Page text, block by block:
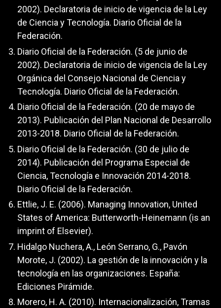
2002). Declaratoria de inicio de vigencia de la Ley
de Ciencia y Tecnología. Diario Oficial de la
Federación.
Diario Oficial de la Federación. (5 de junio de
2002). Declaratoria de inicio de vigencia de la Ley
Orgánica del Consejo Nacional de Ciencia y
Tecnología. Diario Oficial de la Federación.
Diario Oficial de la Federación. (20 de mayo de
2013). Publicación del Plan Nacional de Desarrollo
2013-2018. Diario Oficial de la Federación.
Diario Oficial de la Federación. (30 de julio de
2014). Publicación del Programa Especial de
Ciencia, Tecnología e Innovación 2014-2018.
Diario Oficial de la Federación.
Ettlie, J. E. (2006). Managing Innovation, United
States of America: Butterworth-Heinemann (is an
imprint of Elsevier).
Hidalgo Nuchera, A., León Serrano, G., Pavón
Morote, J. (2002). La gestión de la innovación y la
tecnología en las organizaciones. España:
Ediciones Pirámide.
Morero, H. A. (2010). Internacionalización, Tramas